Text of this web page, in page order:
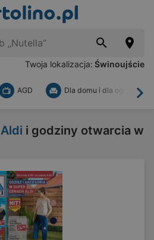
Twoja lokalizacja: Świnoujście
AGD Dla domu i dla ogrodu
Aldi i godziny otwarcia w